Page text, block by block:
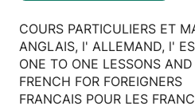
COURS PARTICULIERS ET
ANGLAIS, l' ALLEMAND, l'
ONE TO ONE LESSONS
FRENCH FOR FOREIGNERS
FRANCAIS POUR LES